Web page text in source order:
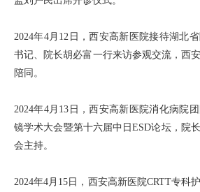
2024年4月12日，西安高新医院接待湖北
书记、院长胡必富一行来访参观交流，西
陪同。
2024年4月13日，西安高新医院消化病院
镜学术大会暨第十六届中日ESD论坛，院
会主持。
2024年4月15日，西安高新医院CRTT专科